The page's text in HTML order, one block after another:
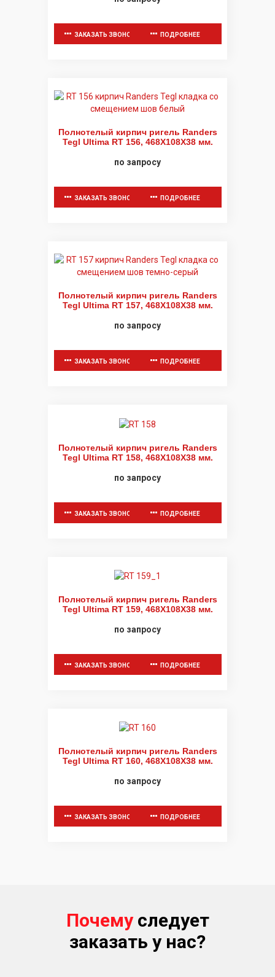
ЗАКАЗАТЬ ЗВОНОК ПОДРОБНЕЕ
Полнотелый кирпич ригель Randers
Tegl Ultima RT 156, 468X108X38 мм.
по запросу
ЗАКАЗАТЬ ЗВОНОК ПОДРОБНЕЕ
Полнотелый кирпич ригель Randers
Tegl Ultima RT 157, 468X108X38 мм.
по запросу
ЗАКАЗАТЬ ЗВОНОК ПОДРОБНЕЕ
Полнотелый кирпич ригель Randers
Tegl Ultima RT 158, 468X108X38 мм.
по запросу
ЗАКАЗАТЬ ЗВОНОК ПОДРОБНЕЕ
Полнотелый кирпич ригель Randers
Tegl Ultima RT 159, 468X108X38 мм.
по запросу
ЗАКАЗАТЬ ЗВОНОК ПОДРОБНЕЕ
Полнотелый кирпич ригель Randers
Tegl Ultima RT 160, 468X108X38 мм.
по запросу
ЗАКАЗАТЬ ЗВОНОК ПОДРОБНЕЕ
Почемуследует
заказать у нас?